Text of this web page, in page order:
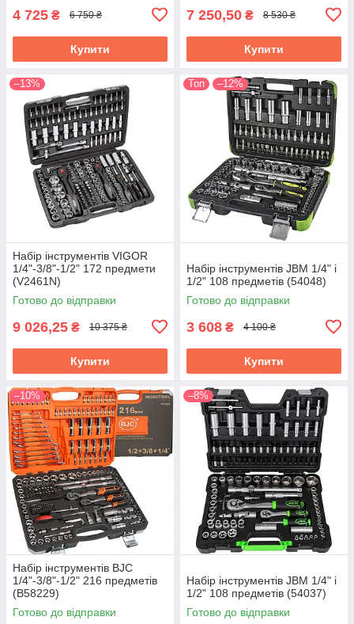
4 725 ₴ 6 750 ₴
Купити
7 250,50 ₴ 8 530 ₴
Купити
–13%
Набір інструментів VIGOR
1/4"-3/8"-1/2" 172 предмети
(V2461N)
Готово до відправки
9 026,25 ₴ 10 375 ₴
Купити
Топ –12%
Набір інструментів JBM 1/4" і
1/2" 108 предметів (54048)
Готово до відправки
3 608 ₴ 4 100 ₴
Купити
–10%
Набір інструментів BJC
1/4"-3/8"-1/2" 216 предметів
(B58229)
Готово до відправки
–8%
Набір інструментів JBM 1/4" і
1/2" 108 предметів (54037)
Готово до відправки